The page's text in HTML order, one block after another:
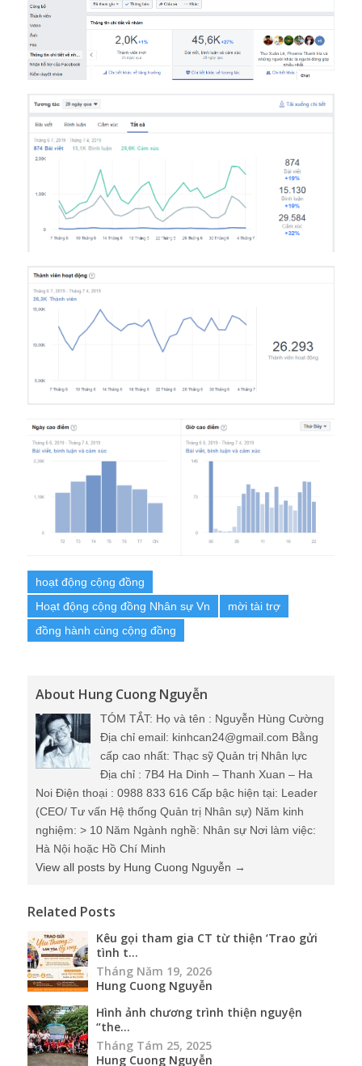
hoạt động cộng đồng
Hoạt động cộng đồng Nhân sự Vn
mời tài trợ
đồng hành cùng cộng đồng
About Hung Cuong Nguyễn
TÓM TẮT: Họ và tên : Nguyễn Hùng Cường
Địa chỉ email: kinhcan24@gmail.com Bằng
cấp cao nhất: Thạc sỹ Quản trị Nhân lực
Địa chỉ : 7B4 Ha Dinh – Thanh Xuan – Ha
Noi Điện thoại : 0988 833 616 Cấp bậc hiện tại: Leader
(CEO/ Tư vấn Hệ thống Quản trị Nhân sự) Năm kinh
nghiệm: > 10 Năm Ngành nghề: Nhân sự Nơi làm việc:
Hà Nội hoặc Hồ Chí Minh
View all posts by Hung Cuong Nguyễn →
Related Posts
Kêu gọi tham gia CT từ thiện ‘Trao gửi
tình t...
Tháng Năm 19, 2026
Hung Cuong Nguyễn
Hình ảnh chương trình thiện nguyện
“the...
Tháng Tám 25, 2025
Hung Cuong Nguyễn